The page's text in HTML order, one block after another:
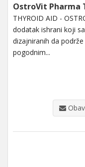
OstroVit Pharma
THYROID AID -
dodatak ishrani koji
dizajniranih da
pogodnim...